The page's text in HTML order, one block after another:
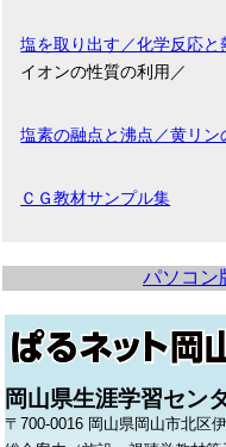
塩を取り出す／化学反応と
イオンの性質の利用／
塩素の融点と沸点／黄リン
ＣＧ教材サンプル集
パソコン
岡山県生涯学習セン
〒700-0016 岡山県岡山市北区